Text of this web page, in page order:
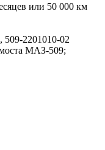
или 50 000 км
509-2201010-02
МАЗ-509;